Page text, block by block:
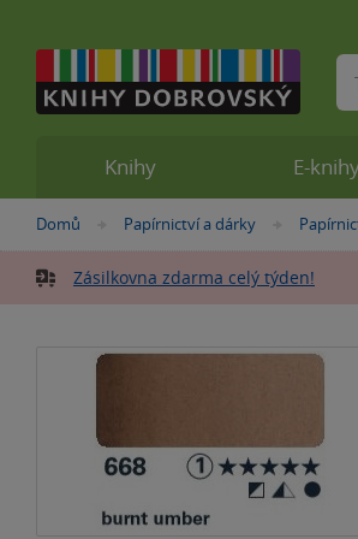
Nacházíte
zde:
Domů »Papírnictví a dárky »
Zásilkovna zdarma celý týden!
Knihy E-